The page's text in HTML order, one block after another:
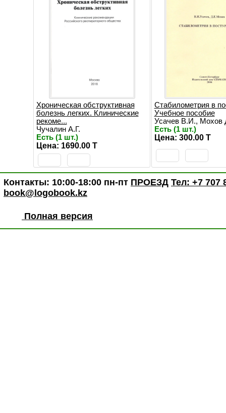
Хроническая обструктивная
болезнь легких. Клинические
рекоме...
Чучалин А.Г.
Есть (1 шт.)
Цена: 1690.00 T
Стабилометрия в
Учебное пособие
Усачев В.И., Мохов
Есть (1 шт.)
Цена: 300.00 T
Контакты: 10:00-18:00 пн-пт ПРОЕЗД Тел: +7 707
book@logobook.kz
Полная версия